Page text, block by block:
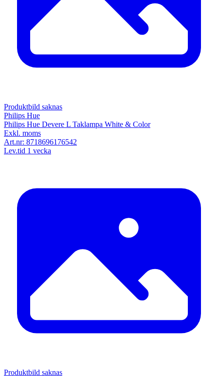
Produktbild saknas
Philips Hue
Philips Hue Devere L Taklampa White & Color
Exkl. moms
Art.nr: 8718696176542
Lev.tid 1 vecka
Produktbild saknas